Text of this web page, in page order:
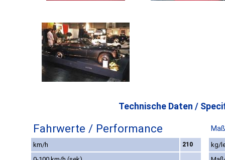
Technische Daten /
Fahrwerte / Performance
km/h 210
kg/